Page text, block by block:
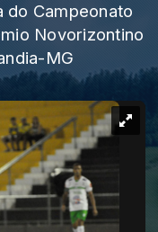
do Campeonato
Novorizontino
MG